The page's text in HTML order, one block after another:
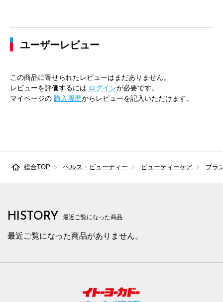
ユーザーレビュー
この商品に寄せられたレビューはまだありません。
レビューを評価するには ログインが必要です。
マイページの 購入履歴からレビューを記入いただけます。
総合TOP ヘルス・ビューティー ビューティーケア ブラ
HISTORY 最近ご覧になった商品
最近ご覧になった商品がありません。